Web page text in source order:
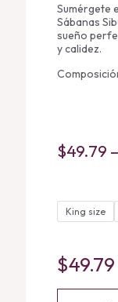
Sumérgete
Sábanas
sueño
y calidez.
$49.79 –
King size
$49.79
Sabanas